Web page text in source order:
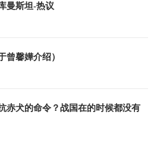
曼斯坦-热议
曾馨嬅介绍）
赤犬的命令？战国在的时候都没有